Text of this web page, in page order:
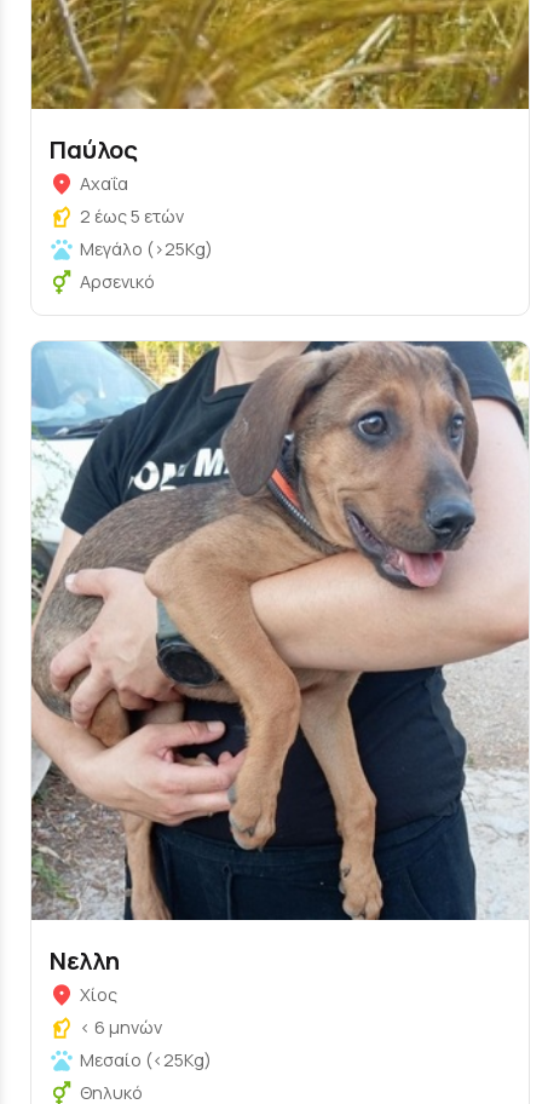
Παύλος
Αχαΐα
2 έως 5 ετών
Μεγάλο (>25Kg)
Αρσενικό
Νελλη
Χίος
< 6 μηνών
Μεσαίο (<25Kg)
Θηλυκό